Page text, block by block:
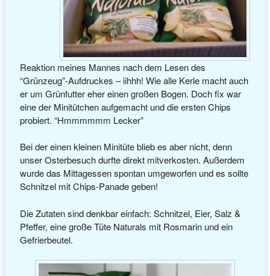
Reaktion meines Mannes nach dem Lesen des
“Grünzeug”-Aufdruckes – iihhh! Wie alle Kerle macht auch
er um Grünfutter eher einen großen Bogen. Doch fix war
eine der Minitütchen aufgemacht und die ersten Chips
probiert. “Hmmmmmm Lecker”
Bei der einen kleinen Minitüte blieb es aber nicht, denn
unser Osterbesuch durfte direkt mitverkosten. Außerdem
wurde das Mittagessen spontan umgeworfen und es sollte
Schnitzel mit Chips-Panade geben!
Die Zutaten sind denkbar einfach: Schnitzel, Eier, Salz &
Pfeffer, eine große Tüte Naturals mit Rosmarin und ein
Gefrierbeutel.